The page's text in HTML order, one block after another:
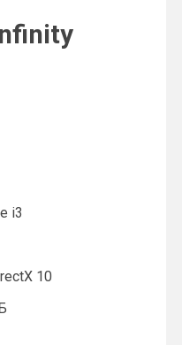
i3
10